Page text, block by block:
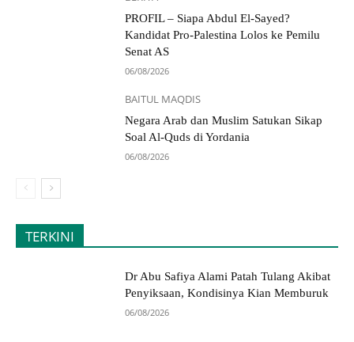
PROFIL – Siapa Abdul El-Sayed?
Kandidat Pro-Palestina Lolos ke Pemilu
Senat AS
06/08/2026
BAITUL MAQDIS
Negara Arab dan Muslim Satukan Sikap
Soal Al-Quds di Yordania
06/08/2026
TERKINI
Dr Abu Safiya Alami Patah Tulang Akibat
Penyiksaan, Kondisinya Kian Memburuk
06/08/2026